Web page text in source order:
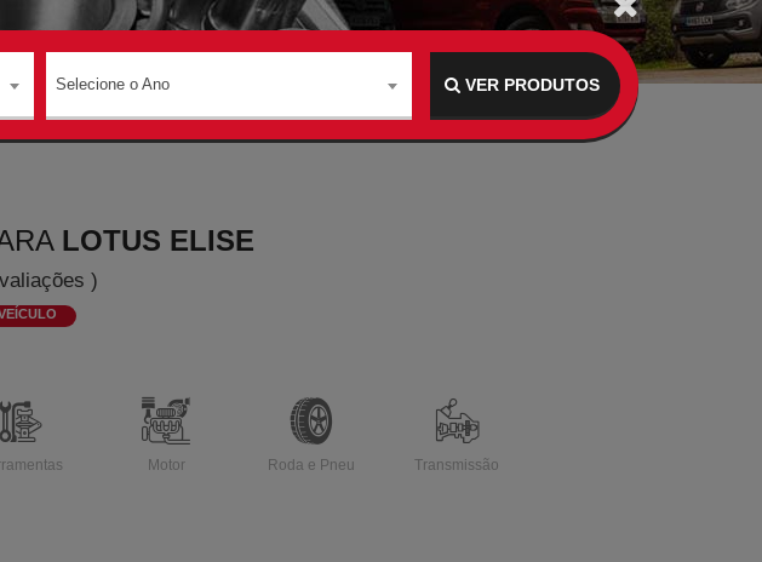
Selecione o Ano VER PRODUTOS
LOTUS ELISE
)
Motor Roda e Pneu Transmissão